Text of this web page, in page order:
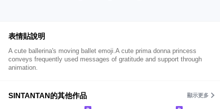
表情貼說明
A cute ballerina's moving ballet emoji.A cute prima donna princess
conveys frequently used messages of gratitude and support through
animation.
SINTANTAN的其他作品 顯示更多